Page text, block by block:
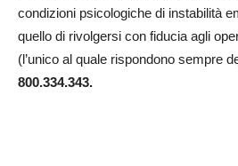
condizioni psicologiche di instabilità
quello di rivolgersi con fiducia agli
(l’unico al quale rispondono sempre
800.334.343.